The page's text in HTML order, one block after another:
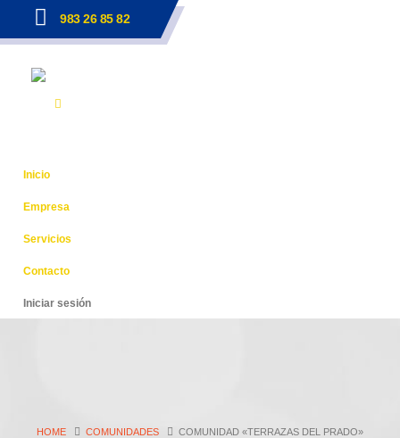
983 26 85 82
Inicio
Empresa
Servicios
Contacto
Iniciar sesión
HOME COMUNIDADES COMUNIDAD «TERRAZAS DEL PRADO»